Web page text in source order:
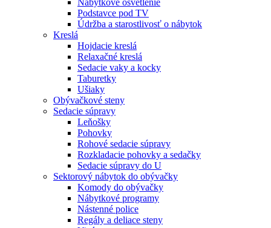
Podstavce pod TV
Údržba a starostlivosť o nábytok
Kreslá
Hojdacie kreslá
Relaxačné kreslá
Sedacie vaky a kocky
Taburetky
Ušiaky
Obývačkové steny
Sedacie súpravy
Leňošky
Pohovky
Rohové sedacie súpravy
Rozkladacie pohovky a sedačky
Sedacie súpravy do U
Sektorový nábytok do obývačky
Komody do obývačky
Nábytkové programy
Nástenné police
Regály a deliace steny